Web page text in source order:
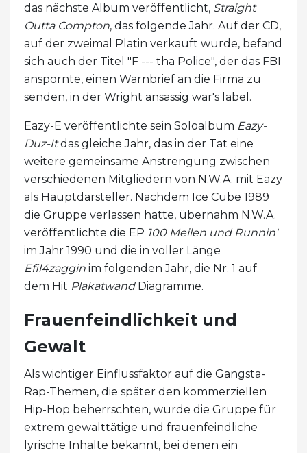
das nächste Album veröffentlicht, Straight
Outta Compton, das folgende Jahr. Auf der CD,
auf der zweimal Platin verkauft wurde, befand
sich auch der Titel "F --- tha Police", der das FBI
anspornte, einen Warnbrief an die Firma zu
senden, in der Wright ansässig war's label.
Eazy-E veröffentlichte sein Soloalbum Eazy-
Duz-Itdas gleiche Jahr, das in der Tat eine
weitere gemeinsame Anstrengung zwischen
verschiedenen Mitgliedern von N.W.A. mit Eazy
als Hauptdarsteller. Nachdem Ice Cube 1989
die Gruppe verlassen hatte, übernahm N.W.A.
veröffentlichte die EP 100 Meilen und Runnin'
im Jahr 1990 und die in voller Länge
Efil4zaggin im folgenden Jahr, die Nr. 1 auf
dem Hit PlakatwandDiagramme.
Frauenfeindlichkeit und
Gewalt
Als wichtiger Einflussfaktor auf die Gangsta-
Rap-Themen, die später den kommerziellen
Hip-Hop beherrschten, wurde die Gruppe für
extrem gewalttätige und frauenfeindliche
lyrische Inhalte bekannt, bei denen ein